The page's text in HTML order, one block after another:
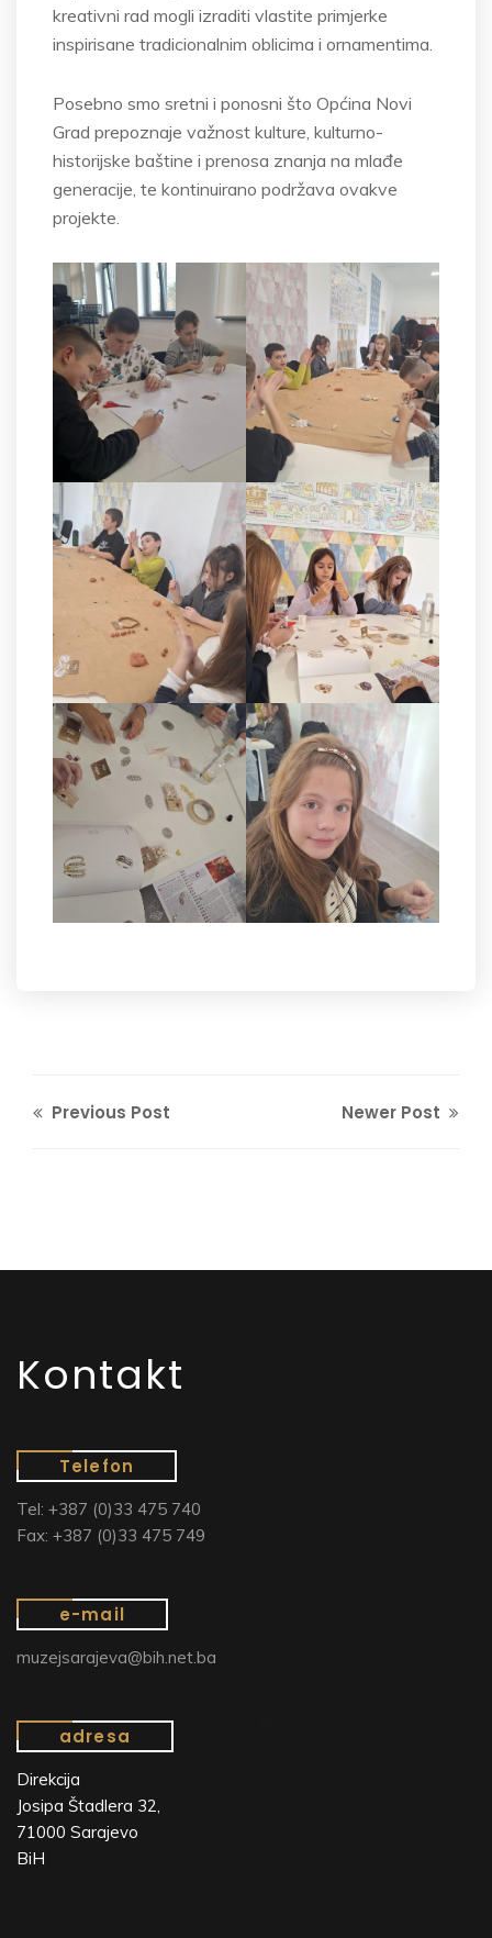
kreativni rad mogli izraditi vlastite primjerke
inspirisane tradicionalnim oblicima i ornamentima.
Posebno smo sretni i ponosni što Općina Novi
Grad prepoznaje važnost kulture, kulturno-
historijske baštine i prenosa znanja na mlađe
generacije, te kontinuirano podržava ovakve
projekte.
Previous Post Newer Post
Kontakt
Telefon
Tel: +387 (0)33 475 740
Fax: +387 (0)33 475 749
e-mail
muzejsarajeva@bih.net.ba
adresa
Direkcija
Josipa Štadlera 32,
71000 Sarajevo
BiH